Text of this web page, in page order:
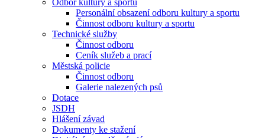
Odbor kultury a sportu
Personální obsazení odboru kultury a sportu
Činnost odboru kultury a sportu
Technické služby
Činnost odboru
Ceník služeb a prací
Městská policie
Činnost odboru
Galerie nalezených psů
Dotace
JSDH
Hlášení závad
Dokumenty ke stažení